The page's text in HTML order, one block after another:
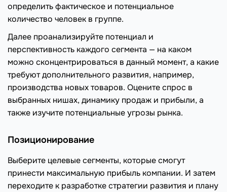
определить фактическое и потенциальное
количество человек в группе.
Далее проанализируйте потенциал и
перспективность каждого сегмента — на каком
можно сконцентрироваться в данный момент, а какие
требуют дополнительного развития, например,
производства новых товаров. Оцените спрос в
выбранных нишах, динамику продаж и прибыли, а
также изучите потенциальные угрозы рынка.
Позиционирование
Выберите целевые сегменты, которые смогут
принести максимальную прибыль компании. И затем
переходите к разработке стратегии развития и плану